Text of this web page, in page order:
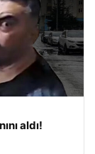
aldı!